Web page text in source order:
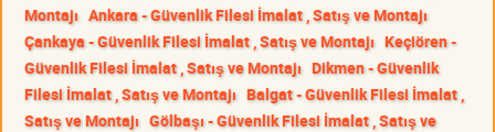
Montajı Ankara - Güvenlik Filesi İmalat , Satış ve Montajı
Çankaya - Güvenlik Filesi İmalat , Satış ve Montajı Keçiören -
Güvenlik Filesi İmalat , Satış ve Montajı Dikmen - Güvenlik
Filesi İmalat , Satış ve Montajı Balgat - Güvenlik Filesi İmalat ,
Satış ve Montajı Gölbaşı - Güvenlik Filesi İmalat , Satış ve